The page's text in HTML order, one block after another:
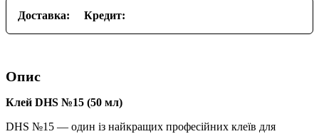
Доставка: Кредит:
Опис
Клей DHS №15 (50 мл)
DHS №15 — один із найкращих професійних клеїв для